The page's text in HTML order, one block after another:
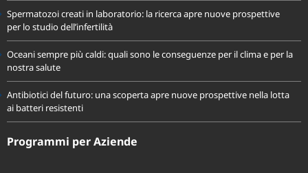
Spermatozoi creati in laboratorio: la ricerca apre nuove prospettive
per lo studio dell’infertilità
Oceani sempre più caldi: quali sono le conseguenze per il clima e per la
nostra salute
Antibiotici del futuro: una scoperta apre nuove prospettive nella lotta
ai batteri resistenti
Programmi per Aziende